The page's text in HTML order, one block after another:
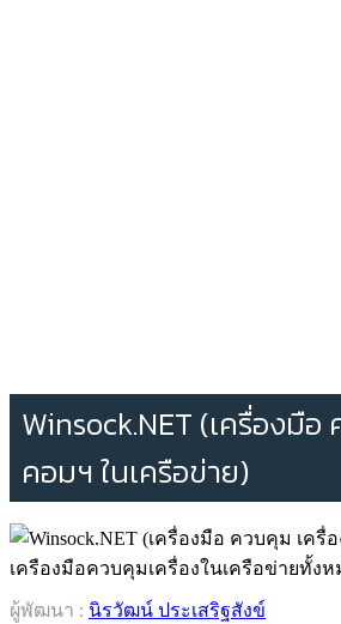
Winsock.NET (เครื่องมือ
คอมฯ ในเครือข่าย)
เครืองมือควบคุมเครื่องในเครือข่ายทั้งห
ผู้พัฒนา : นิรวัฒน์ ประเสริฐสังข์